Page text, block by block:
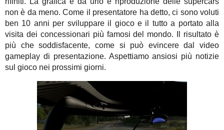
non è da meno. Come il presentatore ha detto, ci sono voluti
ben 10 anni per sviluppare il gioco e il tutto a portato alla
visita dei concessionari più famosi del mondo. Il risultato è
più che soddisfacente, come si può evincere dal video
gameplay di presentazione. Aspettiamo ansiosi più notizie
sul gioco nei prossimi giorni.